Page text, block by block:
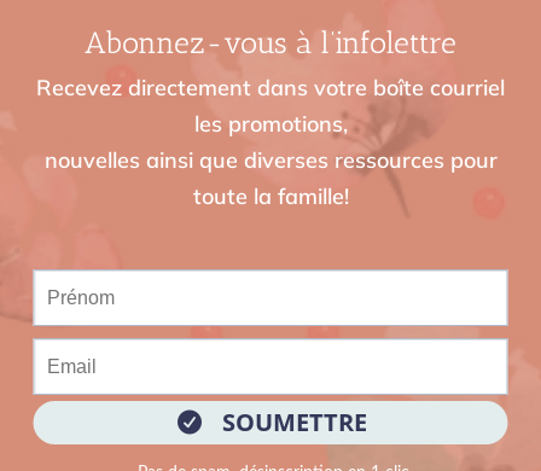
Abonnez-vous à l’infolettre
Recevez directement dans votre boîte courriel
les promotions,
nouvelles ainsi que diverses ressources pour
toute la famille!